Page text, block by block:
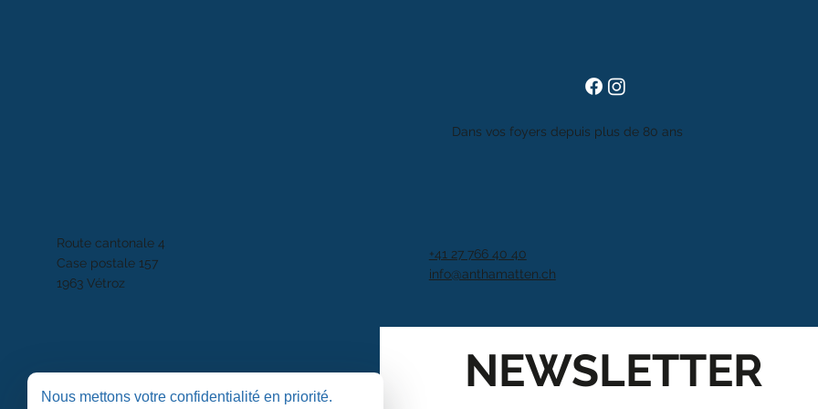
Route cantonale 4
Case postale 157
1963 Vétroz
Dans vos foyers depuis plus de 80 ans
+41 27 766 40 40
info@anthamatten.ch
NEWSLETTER
Nous mettons votre confidentialité en priorité.